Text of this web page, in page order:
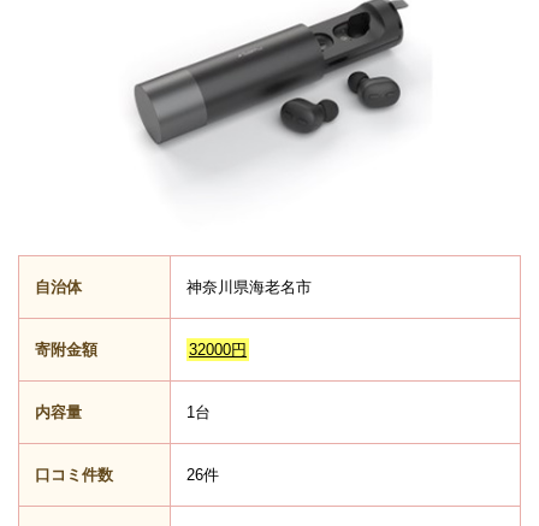
自治体 神奈川県海老名市
寄附金額 32000円
内容量 1台
口コミ件数 26件